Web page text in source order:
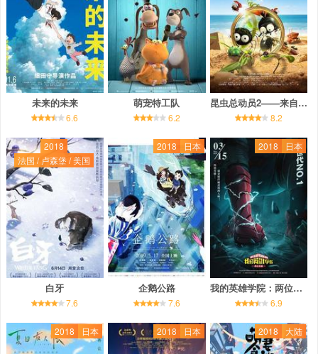
未来的未来
6.6
萌宠特工队
6.2
昆虫总动员2——来自远方的后援军
8.2
2018
法国 / 卢森堡 / 美国
白牙
7.6
2018 日本
企鹅公路
7.6
2018 日本
我的英雄学院：两位英雄
6.9
2018 日本 2018 日本 2018 大陆